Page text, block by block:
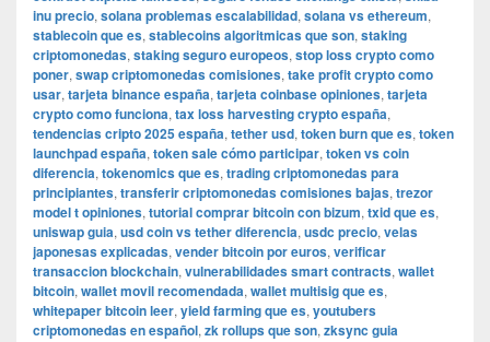
inu precio, solana problemas escalabilidad, solana vs ethereum,
stablecoin que es, stablecoins algoritmicas que son, staking
criptomonedas, staking seguro europeos, stop loss crypto como
poner, swap criptomonedas comisiones, take profit crypto como
usar, tarjeta binance españa, tarjeta coinbase opiniones, tarjeta
crypto como funciona, tax loss harvesting crypto españa,
tendencias cripto 2025 españa, tether usd, token burn que es, token
launchpad españa, token sale cómo participar, token vs coin
diferencia, tokenomics que es, trading criptomonedas para
principiantes, transferir criptomonedas comisiones bajas, trezor
model t opiniones, tutorial comprar bitcoin con bizum, txid que es,
uniswap guia, usd coin vs tether diferencia, usdc precio, velas
japonesas explicadas, vender bitcoin por euros, verificar
transaccion blockchain, vulnerabilidades smart contracts, wallet
bitcoin, wallet movil recomendada, wallet multisig que es,
whitepaper bitcoin leer, yield farming que es, youtubers
criptomonedas en español, zk rollups que son, zksync guia